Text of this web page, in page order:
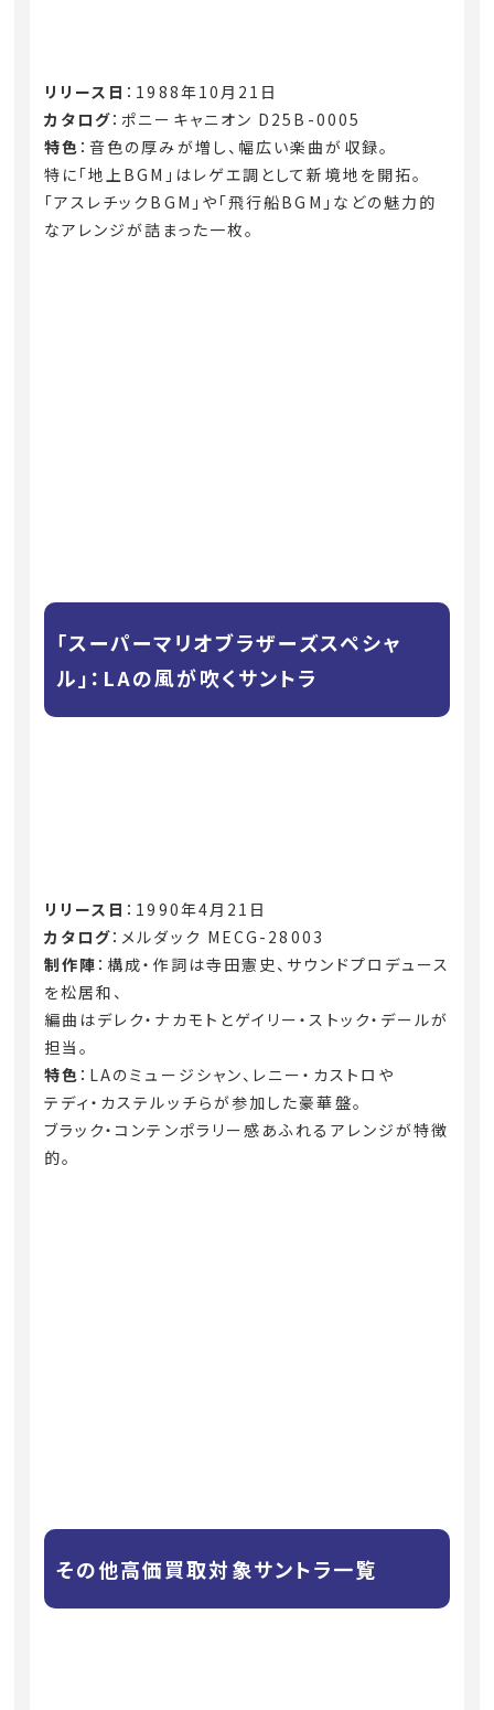
リリース日 ：1988年10月21日
カタログ：ポニーキャニオン D25B-0005
特色 ：音色の厚みが増し、幅広い楽曲が収録。
特に「地上BGM」はレゲエ調として新境地を開拓。
「アスレチックBGM」や「飛行船BGM」などの魅力的
なアレンジが詰まった一枚。
「スーパーマリオブラザーズスペシャ
ル」：LAの風が吹くサントラ
リリース日 ：1990年4月21日
カタログ：メルダック MECG-28003
制作陣 ：構成・作詞は寺田憲史、サウンドプロデュース
を松居和、
編曲はデレク・ナカモトとゲイリー・ストック・デールが
担当。
特色 ：LAのミュージシャン、レニー・カストロや
テディ・カステルッチらが参加した豪華盤。
ブラック・コンテンポラリー感あふれるアレンジが特徴
的。
その他高価買取対象サントラ一覧